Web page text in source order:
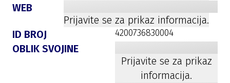
WEB
Prijavite se za prikaz informacija.
ID BROJ
4200736830004
OBLIK SVOJINE
Prijavite se za prikaz
informacija.